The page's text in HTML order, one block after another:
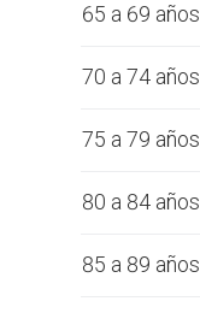
65 a 69 años
70 a 74 años
75 a 79 años
80 a 84 años
85 a 89 años